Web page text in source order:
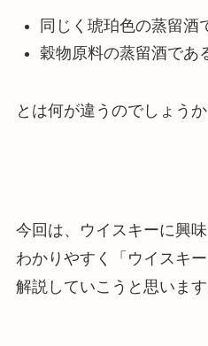
同じく琥珀色の蒸留酒
穀物原料の蒸留酒であ
とは何が違うのでしょうか
今回は、ウイスキーに興
わかりやすく「ウイスキ
解説していこうと思います